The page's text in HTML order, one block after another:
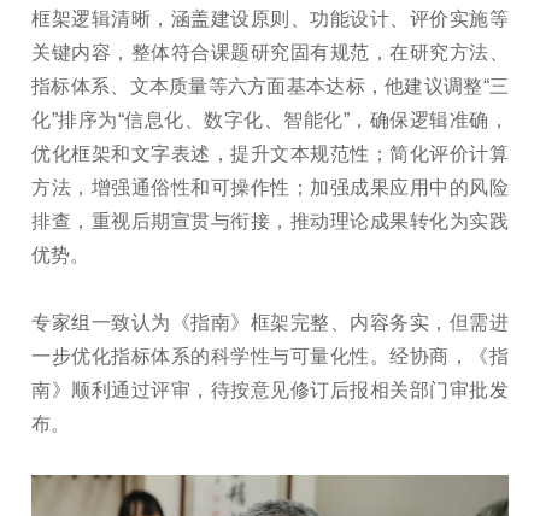
框架逻辑清晰，涵盖建设原则、功能设计、评价实施等
关键内容，整体符合课题研究固有规范，在研究方法、
指标体系、文本质量等六方面基本达标，他建议调整“三
化”排序为“信息化、数字化、智能化”，确保逻辑准确，
优化框架和文字表述，提升文本规范性；简化评价计算
方法，增强通俗性和可操作性；加强成果应用中的风险
排查，重视后期宣贯与衔接，推动理论成果转化为实践
优势。
专家组一致认为《指南》框架完整、内容务实，但需进
一步优化指标体系的科学性与可量化性。经协商，《指
南》顺利通过评审，待按意见修订后报相关部门审批发
布。